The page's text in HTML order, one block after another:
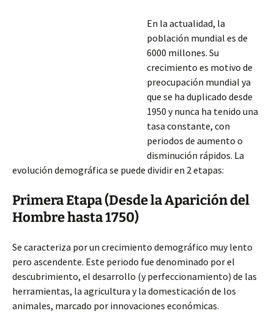
En la actualidad, la
población mundial es de
6000 millones. Su
crecimiento es motivo de
preocupación mundial ya
que se ha duplicado desde
1950 y nunca ha tenido una
tasa constante, con
periodos de aumento o
disminución rápidos. La
evolución demográfica se puede dividir en 2 etapas:
Primera Etapa (Desde la Aparición del
Hombre hasta 1750)
Se caracteriza por un crecimiento demográfico muy lento
pero ascendente. Este periodo fue denominado por el
descubrimiento, el desarrollo (y perfeccionamiento) de las
herramientas, la agricultura y la domesticación de los
animales, marcado por innovaciones económicas.